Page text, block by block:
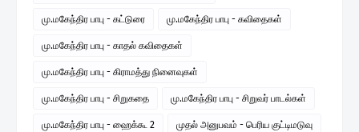
மு.மகேந்திர பாபு - கட்டுரை மு.மகேந்திர பாபு - கவிதைகள்
மு.மகேந்திர பாபு - காதல் கவிதைகள்
மு.மகேந்திர பாபு - கிராமத்து நினைவுகள்
மு.மகேந்திர பாபு - சிறுகதை மு.மகேந்திர பாபு - சிறுவர் பாடல்கள்
மு.மகேந்திர பாபு - ஹைக்கூ 2 முதல் அனுபவம் - பெரிய குட்டிமடுவு